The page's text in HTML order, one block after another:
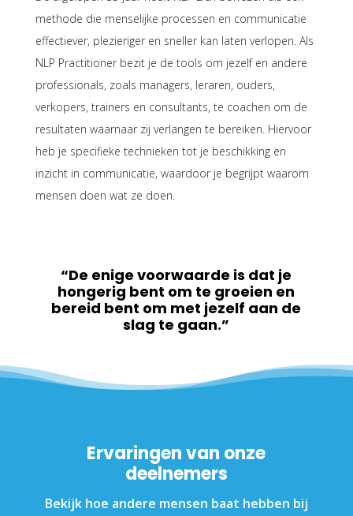
methode die menselijke processen en communicatie
effectiever, plezieriger en sneller kan laten verlopen. Als
NLP Practitioner bezit je de tools om jezelf en andere
professionals, zoals managers, leraren, ouders,
verkopers, trainers en consultants, te coachen om de
resultaten waarnaar zij verlangen te bereiken. Hiervoor
heb je specifieke technieken tot je beschikking en
inzicht in communicatie, waardoor je begrijpt waarom
mensen doen wat ze doen.
“De enige voorwaarde is dat je
hongerig bent om te groeien en
bereid bent om met jezelf aan de
slag te gaan.”
Ervaringen van onze
deelnemers
Bekijk hoe andere mensen baat hebben bij